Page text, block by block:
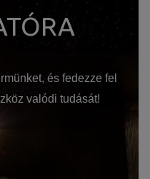
és fedezze fel
valódi tudását!